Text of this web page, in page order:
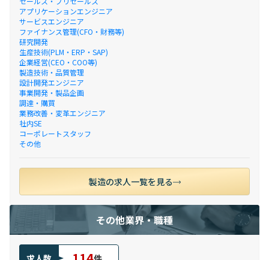
アプリケーションエンジニア
サービスエンジニア
ファイナンス管理(CFO・財務等)
研究開発
生産技術(PLM・ERP・SAP)
企業経営(CEO・COO等)
製造技術・品質管理
設計開発エンジニア
事業開発・製品企画
調達・購買
業務改善・変革エンジニア
社内SE
コーポレートスタッフ
その他
製造の求人一覧を見る
その他業界・職種